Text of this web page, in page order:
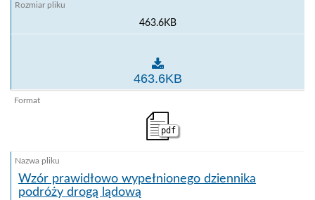
463.6KB
Wzór prawidłowo wypełnionego dziennika podróży
463.6KB
pdf
Wzór prawidłowo wypełnionego dziennika
podróży drogą lądową